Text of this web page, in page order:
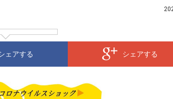
ェアする シェアする